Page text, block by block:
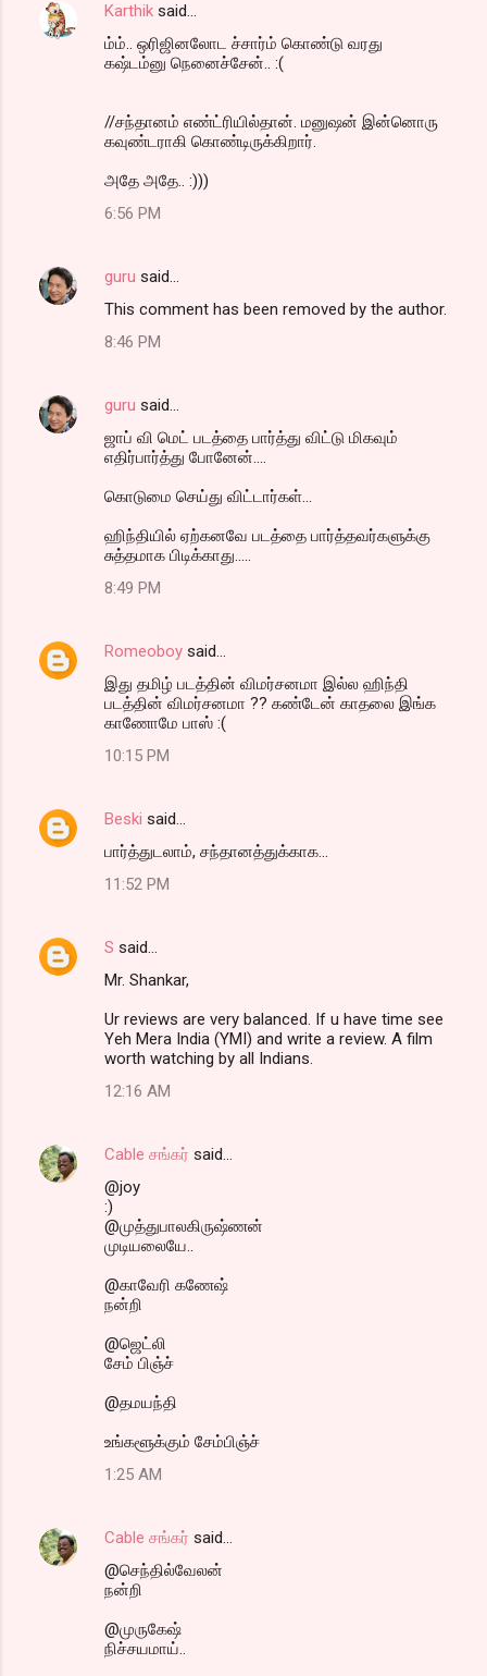
Karthik said…
ம்ம்.. ஒரிஜினலோட ச்சார்ம் கொண்டு வரது
கஷ்டம்னு நெனைச்சேன்.. :(
//சந்தானம் எண்ட்ரியில்தான். மனுஷன் இன்னொரு
கவுண்டராகி கொண்டிருக்கிறார்.
அதே அதே.. :)))
6:56 PM
guru said…
This comment has been removed by the author.
8:46 PM
guru said…
ஜாப் வி மெட் படத்தை பார்த்து விட்டு மிகவும்
எதிர்பார்த்து போனேன்....
கொடுமை செய்து விட்டார்கள்...
ஹிந்தியில் ஏற்கனவே படத்தை பார்த்தவர்களுக்கு
சுத்தமாக பிடிக்காது.....
8:49 PM
Romeoboy said…
இது தமிழ் படத்தின் விமர்சனமா இல்ல ஹிந்தி
படத்தின் விமர்சனமா ?? கண்டேன் காதலை இங்க
காணோமே பாஸ் :(
10:15 PM
Beski said…
பார்த்துடலாம், சந்தானத்துக்காக...
11:52 PM
S said…
Mr. Shankar,
Ur reviews are very balanced. If u have time see
Yeh Mera India (YMI) and write a review. A film
worth watching by all Indians.
12:16 AM
Cable சங்கர் said…
@joy
:)
@முத்துபாலகிருஷ்ணன்
முடியலையே..
@காவேரி கணேஷ்
நன்றி
@ஜெட்லி
சேம் பிஞ்ச்
@தமயந்தி
உங்களூக்கும் சேம்பிஞ்ச்
1:25 AM
Cable சங்கர் said…
@செந்தில்வேலன்
நன்றி
@முருகேஷ்
நிச்சயமாய்..